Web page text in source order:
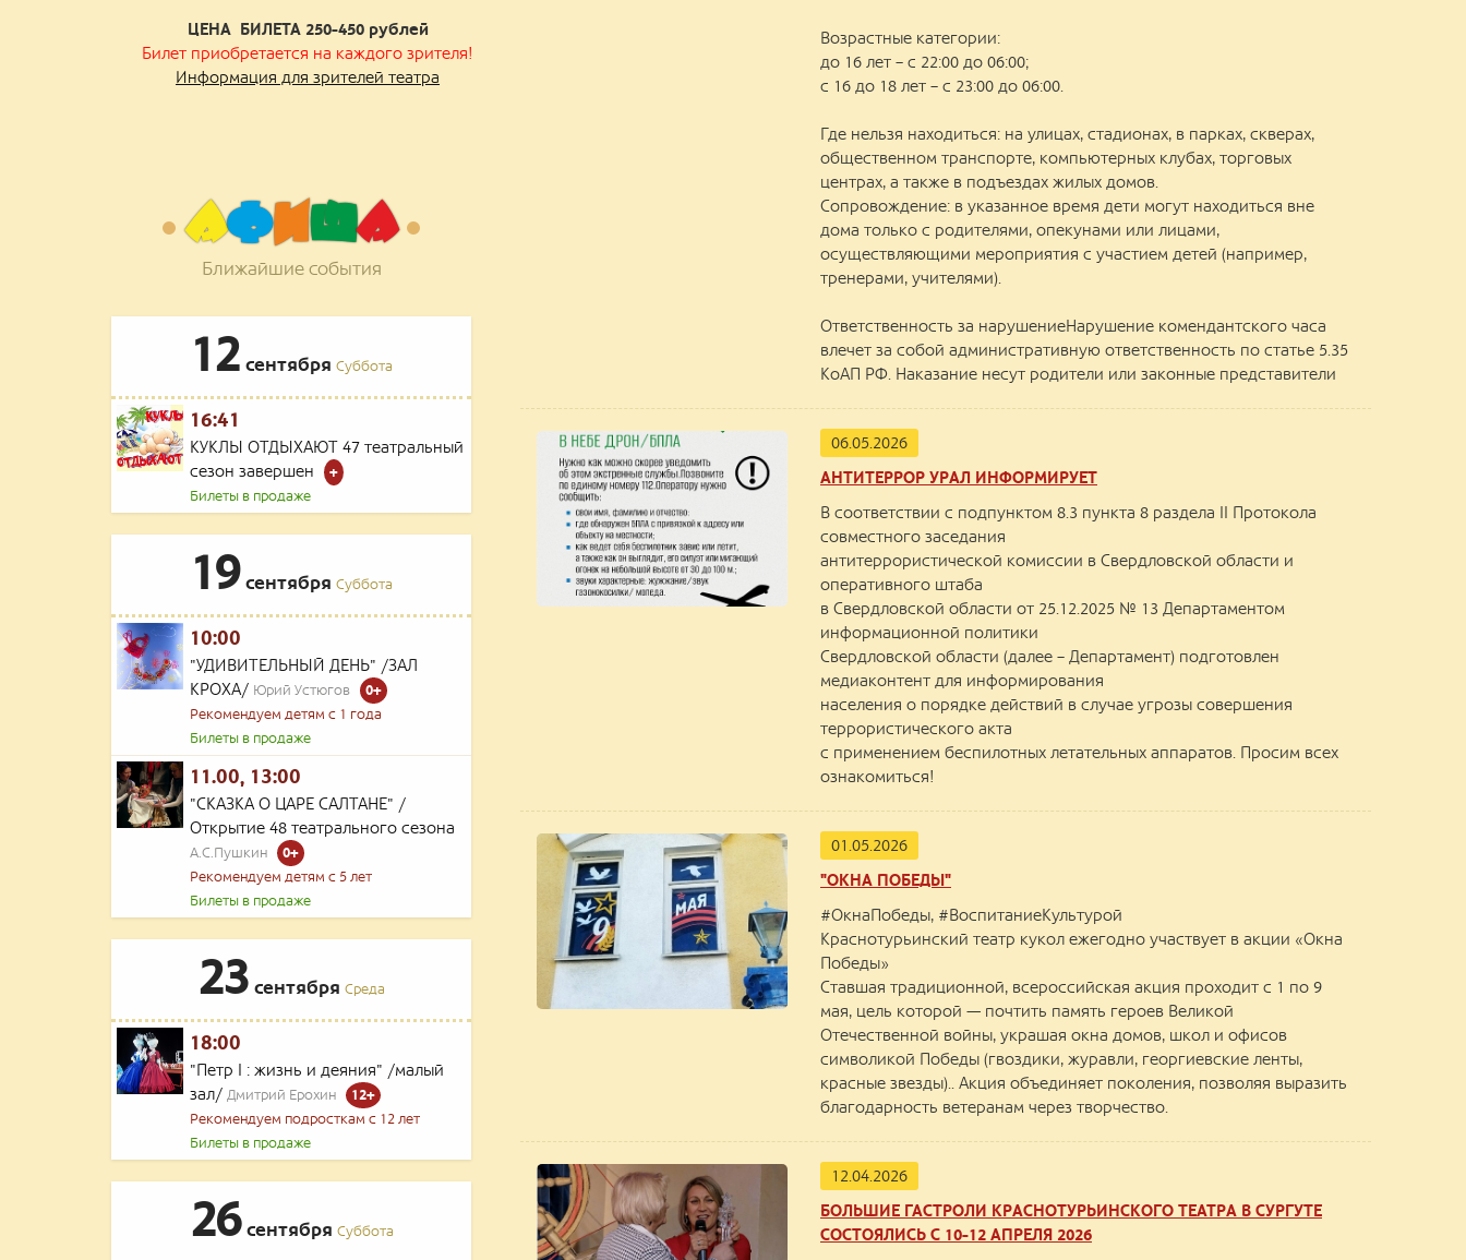
Возрастные категории:
до 16 лет – с 22:00 до 06:00;
с 16 до 18 лет – с 23:00 до 06:00.
Где нельзя находиться: на улицах, стадионах, в парках, скверах,
общественном транспорте, компьютерных клубах, торговых
центрах, а также в подъездах жилых домов.
Сопровождение: в указанное время дети могут находиться вне
дома только с родителями, опекунами или лицами,
осуществляющими мероприятия с участием детей (например,
тренерами, учителями).
Ответственность за нарушениеНарушение комендантского часа
влечет за собой административную ответственность по статье 5.35
КоАП РФ. Наказание несут родители или законные представители
06.05.2026
АНТИТЕРРОР УРАЛ ИНФОРМИРУЕТ
В соответствии с подпунктом 8.3 пункта 8 раздела II Протокола
совместного заседания
антитеррористической комиссии в Свердловской области и
оперативного штаба
в Свердловской области от 25.12.2025 № 13 Департаментом
информационной политики
Свердловской области (далее – Департамент) подготовлен
медиаконтент для информирования
населения о порядке действий в случае угрозы совершения
террористического акта
с применением беспилотных летательных аппаратов. Просим всех
ознакомиться!
01.05.2026
"ОКНА ПОБЕДЫ"
#ОкнаПобеды, #ВоспитаниеКультурой
Краснотурьинский театр кукол ежегодно участвует в акции «Окна
Победы»
Ставшая традиционной, всероссийская акция проходит с 1 по 9
мая, цель которой — почтить память героев Великой
Отечественной войны, украшая окна домов, школ и офисов
символикой Победы (гвоздики, журавли, георгиевские ленты,
красные звезды).. Акция объединяет поколения, позволяя выразить
благодарность ветеранам через творчество.
12.04.2026
БОЛЬШИЕ ГАСТРОЛИ КРАСНОТУРЬИНСКОГО ТЕАТРА В СУРГУТЕ
СОСТОЯЛИСЬ С 10-12 АПРЕЛЯ 2026
ЦЕНА БИЛЕТА 250-450рублей
Билет приобретается на каждого зрителя!
Информация для зрителей театра
АФИША
Ближайшие события
12 сентября Суббота
16:41
КУКЛЫ ОТДЫХАЮТ 47 театральный
сезон завершен
+
Билеты в продаже
19 сентября Суббота
10:00
"УДИВИТЕЛЬНЫЙ ДЕНЬ" /ЗАЛ
КРОХА/ Юрий Устюгов
0+
Рекомендуем детям с 1 года
Билеты в продаже
11.00, 13:00
"СКАЗКА О ЦАРЕ САЛТАНЕ" /
Открытие 48 театрального сезона
А.С.Пушкин
0+
Рекомендуем детям с 5 лет
Билеты в продаже
23 сентября Среда
18:00
"Петр I : жизнь и деяния" /малый
зал/ Дмитрий Ерохин
12+
Рекомендуем подросткам с 12 лет
Билеты в продаже
26 сентября Суббота